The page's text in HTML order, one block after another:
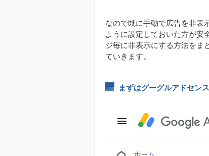
なので既に手動で広告を非表
ように設定しておいた方が安
ジ毎に非表示にする方法をま
ていきます。
まずはグーグルアドセン